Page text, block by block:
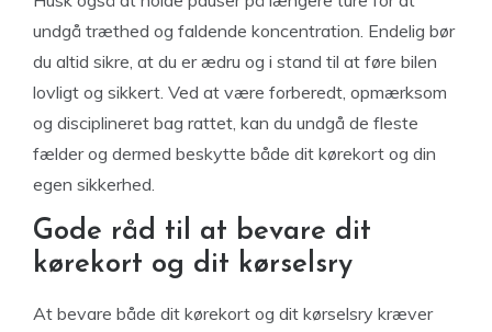
undgå træthed og faldende koncentration. Endelig bør
du altid sikre, at du er ædru og i stand til at føre bilen
lovligt og sikkert. Ved at være forberedt, opmærksom
og disciplineret bag rattet, kan du undgå de fleste
fælder og dermed beskytte både dit kørekort og din
egen sikkerhed.
Gode råd til at bevare dit
kørekort og dit kørselsry
At bevare både dit kørekort og dit kørselsry kræver